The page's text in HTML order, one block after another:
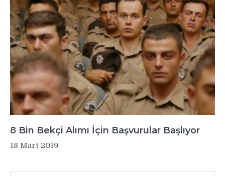
8 Bin Bekçi Alımı İçin Başvurular Başlıyor
18 Mart 2019